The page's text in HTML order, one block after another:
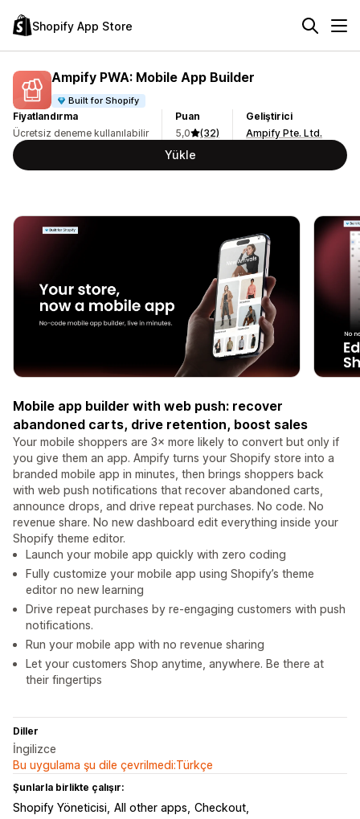
Shopify App Store
Ampify PWA: Mobile App Builder
Built for Shopify
Fiyatlandırma
Ücretsiz deneme kullanılabilir
Puan
5,0
(32)
Geliştirici
Ampify Pte. Ltd.
Yükle
Mobile app builder with web push: recover
abandoned carts, drive retention, boost sales
Your mobile shoppers are 3× more likely to convert but only if
you give them an app. Ampify turns your Shopify store into a
branded mobile app in minutes, then brings shoppers back
with web push notifications that recover abandoned carts,
announce drops, and drive repeat purchases. No code. No
revenue share. No new dashboard edit everything inside your
Shopify theme editor.
Launch your mobile app quickly with zero coding
Fully customize your mobile app using Shopify’s theme
editor no new learning
Drive repeat purchases by re-engaging customers with push
notifications.
Run your mobile app with no revenue sharing
Let your customers Shop anytime, anywhere. Be there at
their fingertips
Diller
İngilizce
Bu uygulama şu dile çevrilmedi:Türkçe
Şunlarla birlikte çalışır:
Shopify Yöneticisi All other apps Checkout